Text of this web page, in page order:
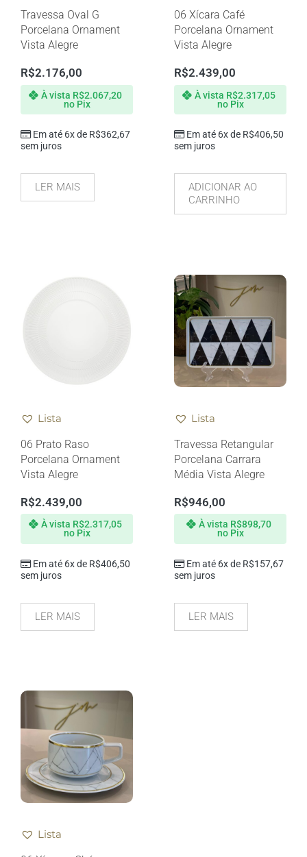
Travessa Oval G
Porcelana Ornament
Vista Alegre
R$2.176,00
Em até 6x de R$362,67
sem juros
À vista R$2.067,20
no Pix
LER MAIS
06 Xícara Café
Porcelana Ornament
Vista Alegre
R$2.439,00
Em até 6x de R$406,50
sem juros
À vista R$2.317,05
no Pix
ADICIONAR AO
CARRINHO
Lista
06 Prato Raso
Porcelana Ornament
Vista Alegre
R$2.439,00
Em até 6x de R$406,50
sem juros
À vista R$2.317,05
no Pix
LER MAIS
Lista
Travessa Retangular
Porcelana Carrara
Média Vista Alegre
R$946,00
Em até 6x de R$157,67
sem juros
À vista R$898,70
no Pix
LER MAIS
Lista